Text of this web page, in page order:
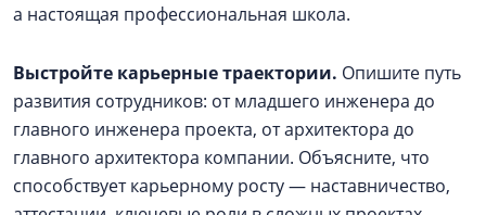
а настоящая профессиональная школа.
Выстройте карьерные траектории. Опишите путь
развития сотрудников: от младшего инженера до
главного инженера проекта, от архитектора до
главного архитектора компании. Объясните, что
способствует карьерному росту — наставничество,